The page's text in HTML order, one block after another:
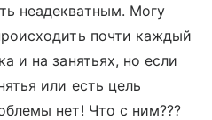
неадекватным. Могу
почти каждый
и на занятьях, но если
или есть цель
нет! Что с ним???